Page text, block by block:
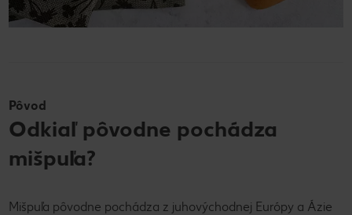
Pôvod
Odkiaľ pôvodne pochádza
mišpuľa?
Mišpuľa pôvodne pochádza z juhovýchodnej Európy a Ázie